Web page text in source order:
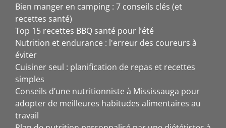
Bien manger en camping : 7 conseils clés (et
recettes santé)
Top 15 recettes BBQ santé pour l’été
Nutrition et endurance : l'erreur des coureurs à
éviter
Cuisiner seul : planification de repas et recettes
simples
Conseils d’une nutritionniste à Mississauga pour
adopter de meilleures habitudes alimentaires au
travail